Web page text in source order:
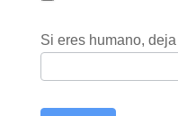
Si eres humano,